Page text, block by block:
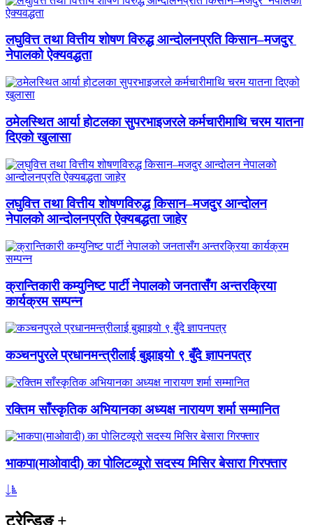
लघुवित्त तथा वित्तीय शोषण विरुद्ध आन्दोलनप्रति किसान–मजदुर
नेपालको ऐक्यवद्धता
ठमेलस्थित आर्या होटलका सुपरभाइजरले कर्मचारीमाथि चरम यातना
दिएको खुलासा
लघुवित्त तथा वित्तीय शोषणविरुद्ध किसान–मजदुर आन्दोलन
नेपालको आन्दोलनप्रति ऐक्यबद्धता जाहेर
क्रान्तिकारी कम्युनिष्ट पार्टी नेपालको जनतासँग अन्तरक्रिया
कार्यक्रम सम्पन्न
कञ्चनपुरले प्रधानमन्त्रीलाई बुझाइयो ९ बुँदे ज्ञापनपत्र
रक्तिम साँस्कृतिक अभियानका अध्यक्ष नारायण शर्मा सम्मानित
भाकपा(माओवादी) का पोलिटव्यूरो सदस्य मिसिर बेसारा गिरफ्तार
ट्रेन्डिङ+